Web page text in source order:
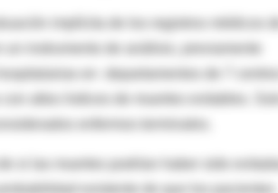
implícita de los registros médicos de
enfermos terminales.